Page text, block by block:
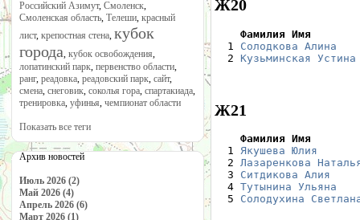
Российский Азимут, Смоленск,
Смоленская область, Телеши, красный
лист, крепостная стена, кубок
города, кубок освобождения,
лопатинский парк, первенство области,
ранг, реадовка, реадовский парк, сайт,
смена, снеговик, соколья гора, спартакиада,
тренировка, уфинья, чемпионат области
Показать все теги
Архив новостей
Июль 2026 (2)
Май 2026 (4)
Апрель 2026 (6)
Март 2026 (1)
Ж20
Фамилия Имя
1 Солодкова Алина
  2
Кузьминская Устина
Ж21
Фамилия Имя
1 Якушева Юлия
  2
Лазаренкова
  3
Ситдикова Алия
  4
Тутынина Ульяна
  5
Солодухина